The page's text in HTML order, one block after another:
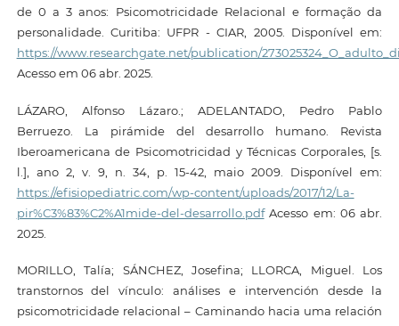
de 0 a 3 anos: Psicomotricidade Relacional e formação da
personalidade. Curitiba: UFPR - CIAR, 2005. Disponível em:
https://www.researchgate.net/publication/
Acesso em 06 abr. 2025.
LÁZARO, Alfonso Lázaro.; ADELANTADO, Pedro Pablo
Berruezo. La pirámide del desarrollo humano. Revista
Iberoamericana de Psicomotricidad y Técnicas Corporales, [s.
l.], ano 2, v. 9, n. 34, p. 15-42, maio 2009. Disponível em:
https://efisiopediatric.com/wp-content/uploads/2017/12/La-
pir%C3%83%C2%A1mide-del-desarrollo.pdfAcesso em: 06 abr.
2025.
MORILLO, Talía; SÁNCHEZ, Josefina; LLORCA, Miguel. Los
transtornos del vínculo: análises e intervención desde la
psicomotricidade relacional – Caminando hacia uma relación